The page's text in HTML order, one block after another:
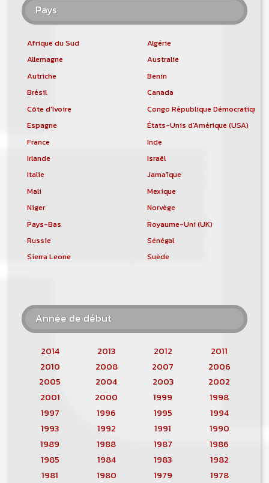
Pays
Afrique du Sud
Algérie
Allemagne
Australie
Autriche
Benin
Brésil
Canada
Côte d'Ivoire
Congo République Démocratique
Espagne
États-Unis d'Amérique (USA)
France
Inde
Irlande
Israël
Italie
Jamaïque
Mali
Mexique
Niger
Norvège
Pays-Bas
Royaume-Uni (UK)
Russie
Sénégal
Sierra Leone
Suède
Année de début
2014 2013 2012
2011
2010
2008 2007
2006
2005
2004 2003
2002
2001
2000 1999
1998
1997
1996 1995
1994
1993
1992 1991
1990
1989
1988 1987
1986
1985
1984 1983
1982
1981
1980 1979
1978